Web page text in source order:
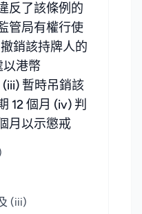
反了該條例的
管局有權行使
銷該持牌人的
以港幣
暫時吊銷該
12 個月 (iv) 判
月以示懲戒
(iii)